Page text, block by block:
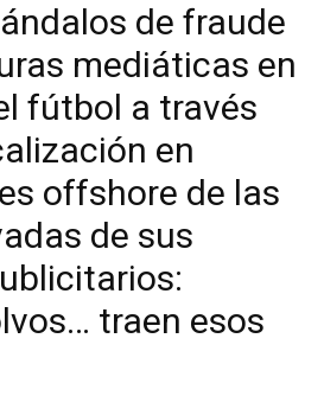
de fraude
mediáticas en
fútbol a través
en
offshore de las
de sus
traen esos